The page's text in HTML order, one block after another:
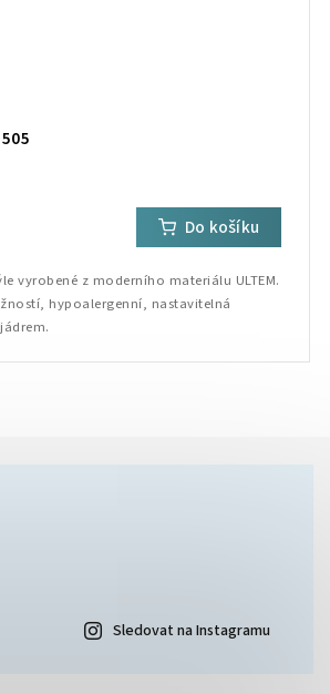
Do košíku
vyrobené z moderního materiálu ULTEM.
hypoalergenní, nastavitelná
Sledovat na Instagramu